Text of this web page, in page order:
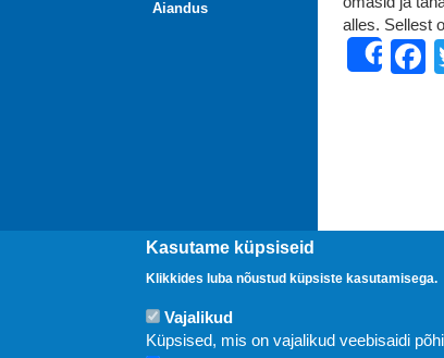
Aiandus
alles. Sellest
Kasutame küpsiseid
Klikkides luba nõustud küpsiste kasutamisega.
Vajalikud
Küpsised, mis on vajalikud veebisaidi